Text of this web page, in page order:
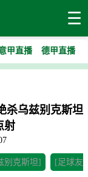
☰
甲直播 德甲直播
杀乌兹别克斯坦
射
别克斯坦] [足球友